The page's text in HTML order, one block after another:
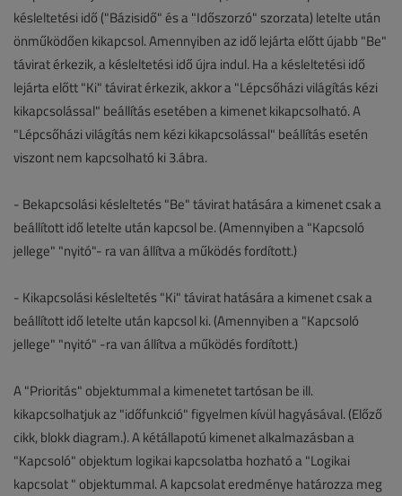
késleltetési idő ("Bázisidő" és a "Időszorzó" szorzata) letelte után
önműködően kikapcsol. Amennyiben az idő lejárta előtt újabb "Be"
távirat érkezik, a késleltetési idő újra indul. Ha a késleltetési idő
lejárta előtt "Ki" távirat érkezik, akkor a "Lépcsőházi világítás kézi
kikapcsolással" beállítás esetében a kimenet kikapcsolható. A
"Lépcsőházi világítás nem kézi kikapcsolással" beállítás esetén
viszont nem kapcsolható ki 3.ábra.
- Bekapcsolási késleltetés "Be" távirat hatására a kimenet csak a
beállított idő letelte után kapcsol be. (Amennyiben a "Kapcsoló
jellege" "nyitó"- ra van állítva a működés fordított.)
- Kikapcsolási késleltetés "Ki" távirat hatására a kimenet csak a
beállított idő letelte után kapcsol ki. (Amennyiben a "Kapcsoló
jellege" "nyitó" -ra van állítva a működés fordított.)
A "Prioritás" objektummal a kimenetet tartósan be ill.
kikapcsolhatjuk az "időfunkció" figyelmen kívül hagyásával. (Előző
cikk, blokk diagram.). A kétállapotú kimenet alkalmazásban a
"Kapcsoló" objektum logikai kapcsolatba hozható a "Logikai
kapcsolat " objektummal. A kapcsolat eredménye határozza meg